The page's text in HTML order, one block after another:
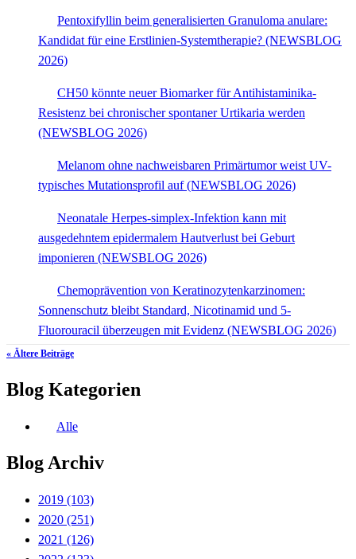
Pentoxifyllin beim generalisierten Granuloma anulare:
Kandidat für eine Erstlinien-Systemtherapie? (NEWSBLOG
2026)
CH50 könnte neuer Biomarker für Antihistaminika-
Resistenz bei chronischer spontaner Urtikaria werden
(NEWSBLOG 2026)
Melanom ohne nachweisbaren Primärtumor weist UV-
typisches Mutationsprofil auf (NEWSBLOG 2026)
Neonatale Herpes-simplex-Infektion kann mit
ausgedehntem epidermalem Hautverlust bei Geburt
imponieren (NEWSBLOG 2026)
Chemoprävention von Keratinozytenkarzinomen:
Sonnenschutz bleibt Standard, Nicotinamid und 5-
Fluorouracil überzeugen mit Evidenz (NEWSBLOG 2026)
« Ältere Beiträge
Blog Kategorien
Alle
Blog Archiv
2019 (103)
2020 (251)
2021 (126)